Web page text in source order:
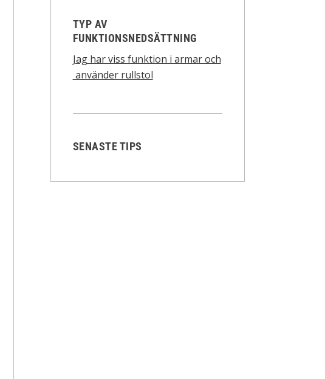
TYP AV
FUNKTIONSNEDSÄTTNING
Jag har viss funktion i armar och
använder rullstol
SENASTE TIPS